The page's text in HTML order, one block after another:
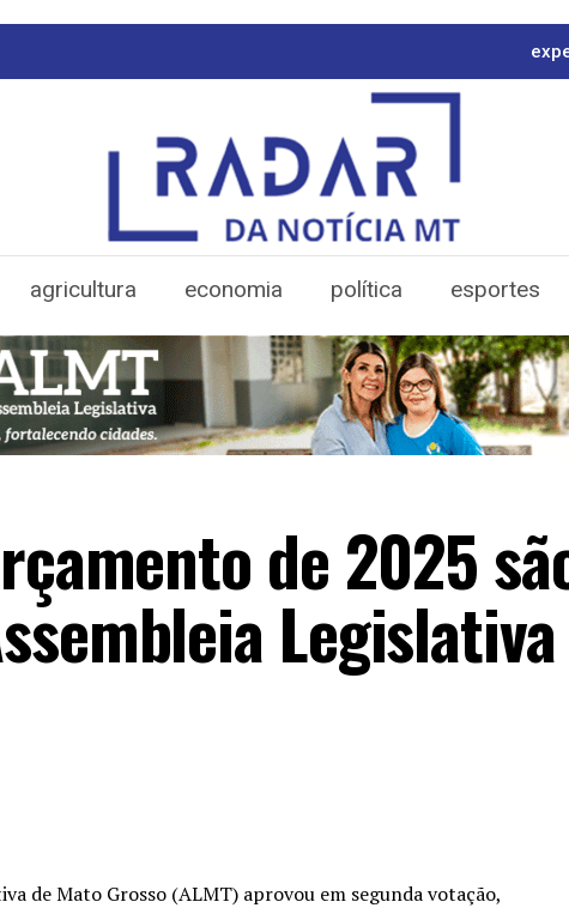
agricultura economia política esportes
de 2025
Legislativa
de Mato Grosso (ALMT) aprovou em segunda votação,